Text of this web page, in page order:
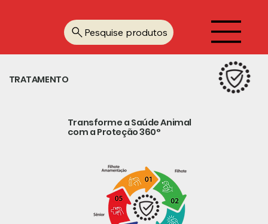
Pesquise produtos
TRATAMENTO
Transforme a Saúde Animal
com a Proteção 360°